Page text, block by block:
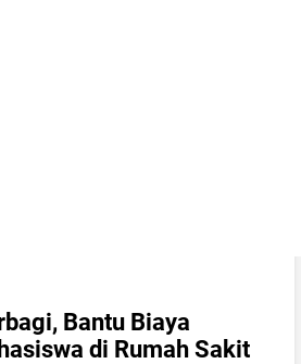
Bantu Biaya
di Rumah Sakit